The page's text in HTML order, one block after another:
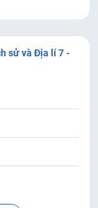
sử và Địa lí 7 -